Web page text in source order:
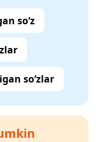
so‘z
so‘zlar